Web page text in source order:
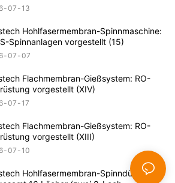
07 13
Hohlfasermembran-Spinnmaschine:
Spinnanlagen vorgestellt (15)
07 07
Flachmembran-Gießsystem: RO-
vorgestellt (XIV)
07 17
Flachmembran-Gießsystem: RO-
vorgestellt (XIII)
07 10
Hohlfasermembran-Spinndüse: